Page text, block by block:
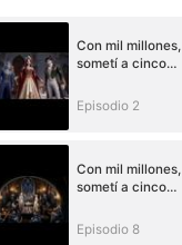
Con mil millones,
sometí a cinco
Episodio 2
Con mil millones,
sometí a cinco
Episodio 8